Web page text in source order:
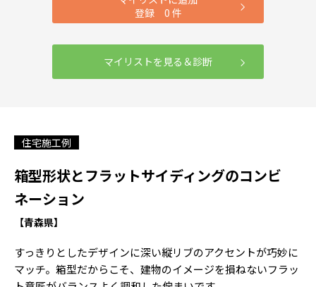
登録 0 件
マイリストを見る＆診断
住宅施工例
箱型形状とフラットサイディングのコンビ
ネーション
【青森県】
すっきりとしたデザインに深い縦リブのアクセントが巧妙に
マッチ。箱型だからこそ、建物のイメージを損ねないフラッ